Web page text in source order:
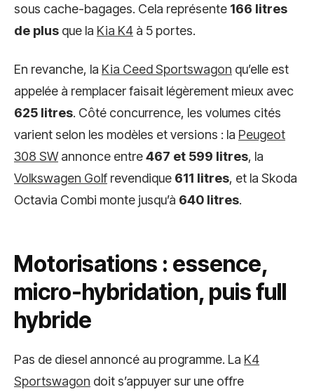
sous cache-bagages. Cela représente 166 litres
de plus que la Kia K4 à 5 portes.
En revanche, la Kia Ceed Sportswagon qu’elle est
appelée à remplacer faisait légèrement mieux avec
625 litres. Côté concurrence, les volumes cités
varient selon les modèles et versions : la Peugeot
308 SWannonce entre467 et 599 litres, la
Volkswagen Golf revendique 611 litres, et la Skoda
Octavia Combi monte jusqu’à 640 litres.
Motorisations : essence,
micro-hybridation, puis full
hybride
Pas de diesel annoncé au programme. La K4
Sportswagon doit s’appuyer sur une offre